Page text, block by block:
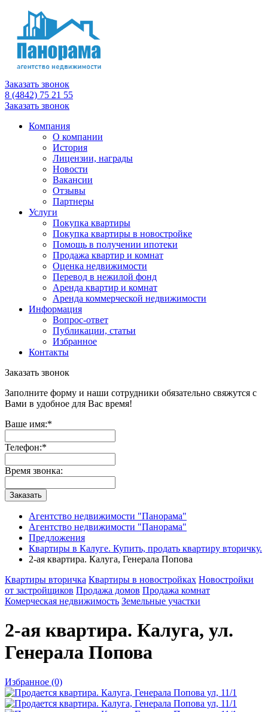
Заказать звонок
8 (4842) 75 21 55
Заказать звонок
Компания
О компании
История
Лицензии, награды
Новости
Вакансии
Отзывы
Партнеры
Услуги
Покупка квартиры
Покупка квартиры в новостройке
Помощь в получении ипотеки
Продажа квартир и комнат
Оценка недвижимости
Перевод в нежилой фонд
Аренда квартир и комнат
Аренда коммерческой недвижимости
Информация
Вопрос-ответ
Публикации, статьи
Избранное
Контакты
Заказать звонок
Заполните форму и наши сотрудники обязательно свяжутся с
Вами в удобное для Вас время!
Ваше имя:*
Телефон:*
Время звонка:
Заказать
Агентство недвижимости "Панорама"
Агентство недвижимости "Панорама"
Предложения
Квартиры в Калуге. Купить, продать квартиру вторичку.
2-ая квартира. Калуга, Генерала Попова
Квартиры вторичка Квартиры в новостройках Новостройки
от застройщиков Продажа домов Продажа комнат
Комерческая недвижимость Земельные участки
2-ая квартира. Калуга, ул.
Генерала Попова
Избранное (0)